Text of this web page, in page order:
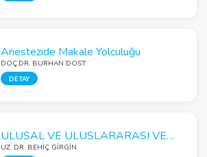
Anestezide Makale Yolculuğu
DOÇ.DR. BURHAN DOST
DETAY
ULUSAL VE ULUSLARARASI VERİLER EŞLİĞİNDE KARACİĞER NAKLİNİN PERİOPERATİF MONİTÖRİZASYONU ve HEMODİNAMİK YÖNETİMİ
UZ. DR. BEHİÇ GİRGİN